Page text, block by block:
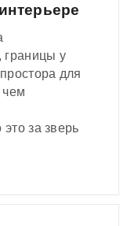
границы у
для
чем
за зверь